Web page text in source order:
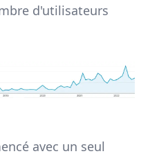
d'utilisateurs
avec un seul